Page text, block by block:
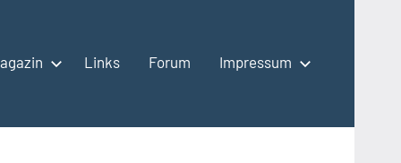
Links Forum Impressum